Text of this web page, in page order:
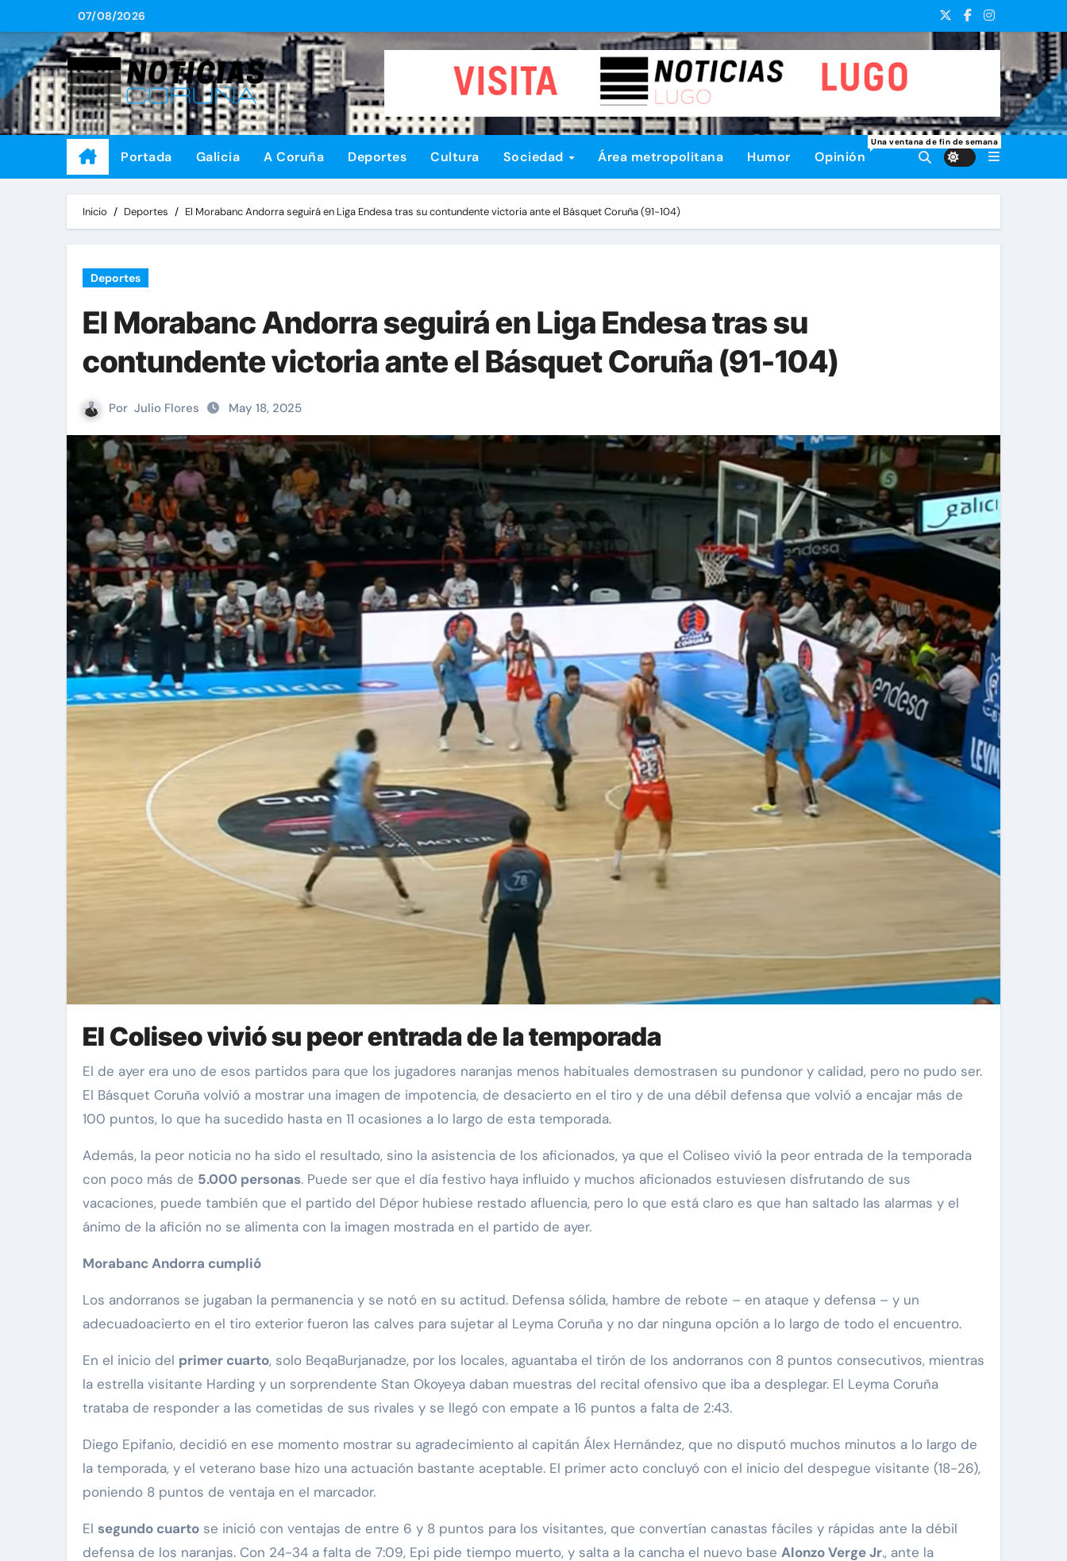
al
contenido
07/08/2026
Portada Galicia A Coruña Deportes Cultura Sociedad Área metropolitana Humor Opinión
Una ventana de fin de semana
Inicio Deportes El Morabanc Andorra seguirá en Liga Endesa tras su contundente victoria ante el Básquet Coruña (91-104)
Deportes
El Morabanc Andorra seguirá en Liga Endesa tras su
contundente victoria ante el Básquet Coruña (91-104)
Por Julio Flores May 18, 2025
El Coliseo vivió su peor entrada de la temporada
El de ayer era uno de esos partidos para que los jugadores naranjas menos habituales demostrasen su pundonor y calidad, pero no pudo ser.
El Básquet Coruña volvió a mostrar una imagen de impotencia, de desacierto en el tiro y de una débil defensa que volvió a encajar más de
100 puntos, lo que ha sucedido hasta en 11 ocasiones a lo largo de esta temporada.
Además, la peor noticia no ha sido el resultado, sino la asistencia de los aficionados, ya que el Coliseo vivió la peor entrada de la temporada
con poco más de 5.000 personas. Puede ser que el día festivo haya influido y muchos aficionados estuviesen disfrutando de sus
vacaciones, puede también que el partido del Dépor hubiese restado afluencia, pero lo que está claro es que han saltado las alarmas y el
ánimo de la afición no se alimenta con la imagen mostrada en el partido de ayer.
Morabanc Andorra cumplió
Los andorranos se jugaban la permanencia y se notó en su actitud. Defensa sólida, hambre de rebote – en ataque y defensa – y un
adecuadoacierto en el tiro exterior fueron las calves para sujetar al Leyma Coruña y no dar ninguna opción a lo largo de todo el encuentro.
En el inicio del primer cuarto, solo BeqaBurjanadze, por los locales, aguantaba el tirón de los andorranos con 8 puntos consecutivos, mientras
la estrella visitante Harding y un sorprendente Stan Okoyeya daban muestras del recital ofensivo que iba a desplegar. El Leyma Coruña
trataba de responder a las cometidas de sus rivales y se llegó con empate a 16 puntos a falta de 2:43.
Diego Epifanio, decidió en ese momento mostrar su agradecimiento al capitán Álex Hernández, que no disputó muchos minutos a lo largo de
la temporada, y el veterano base hizo una actuación bastante aceptable. El primer acto concluyó con el inicio del despegue visitante (18-26),
poniendo 8 puntos de ventaja en el marcador.
El segundo cuarto se inició con ventajas de entre 6 y 8 puntos para los visitantes, que convertían canastas fáciles y rápidas ante la débil
defensa de los naranjas. Con 24-34 a falta de 7:09, Epi pide tiempo muerto, y salta a la cancha el nuevo base Alonzo Verge Jr., ante la